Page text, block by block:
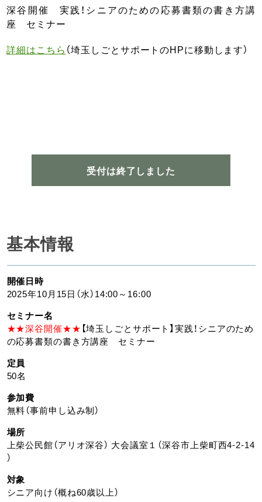
深谷開催 実践！シニアのための応募書類の書き方講
座 セミナー
詳細はこちら （埼玉しごとサポートのHPに移動します）
受付は終了しました
基本情報
開催日時
2025年10月15日（水）14:00～16:00
セミナー名
★★深谷開催★★ 【埼玉しごとサポート】実践！シニアのため
の応募書類の書き方講座 セミナー
定員
50名
参加費
無料（事前申し込み制）
場所
上柴公民館（アリオ深谷） 大会議室１（深谷市上柴町西4-2-14
）
対象
シニア向け（概ね60歳以上）